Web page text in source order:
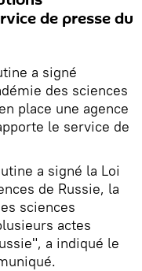
de presse du
a signé
des sciences
place une agence
le service de
a signé la Loi
de Russie, la
sciences
actes
a indiqué le